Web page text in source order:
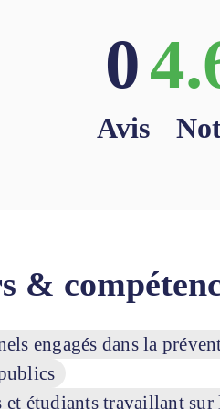
0
Avis
&